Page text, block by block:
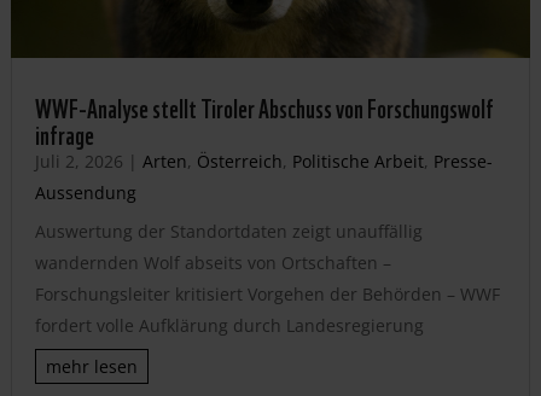
WWF-Analyse stellt Tiroler Abschuss von Forschungswolf
infrage
Juli 2, 2026 | Arten, Österreich, Politische Arbeit, Presse-
Aussendung
Auswertung der Standortdaten zeigt unauffällig
wandernden Wolf abseits von Ortschaften –
Forschungsleiter kritisiert Vorgehen der Behörden – WWF
fordert volle Aufklärung durch Landesregierung
mehr lesen